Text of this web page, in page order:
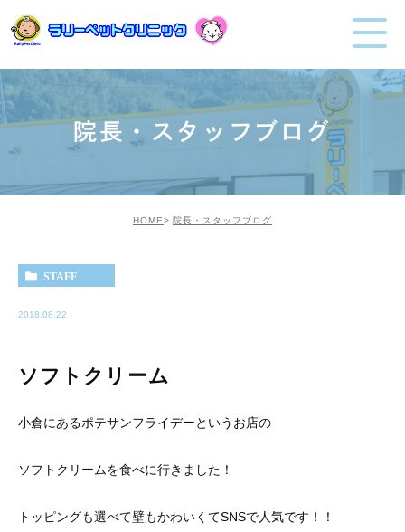
院長・スタッフブログ
HOME 院長・スタッフブログ
STAFF
2018.08.22
ソフトクリーム
小倉にあるポテサンフライデーというお店の
ソフトクリームを食べに行きました！
トッピングも選べて壁もかわいくてSNSで人気です！！